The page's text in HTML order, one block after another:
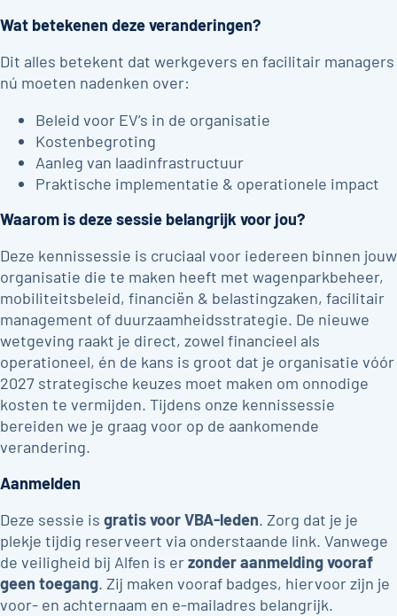
Wat betekenen deze veranderingen?
Dit alles betekent dat werkgevers en facilitair managers
nú moeten nadenken over:
Beleid voor EV’s in de organisatie
Kostenbegroting
Aanleg van laadinfrastructuur
Praktische implementatie & operationele impact
Waarom is deze sessie belangrijk voor jou?
Deze kennissessie is cruciaal voor iedereen binnen jouw
organisatie die te maken heeft met wagenparkbeheer,
mobiliteitsbeleid, financiën & belastingzaken, facilitair
management of duurzaamheidsstrategie. De nieuwe
wetgeving raakt je direct, zowel financieel als
operationeel, én de kans is groot dat je organisatie vóór
2027 strategische keuzes moet maken om onnodige
kosten te vermijden. Tijdens onze kennissessie
bereiden we je graag voor op de aankomende
verandering.
Aanmelden
Deze sessie is gratis voor VBA-leden. Zorg dat je je
plekje tijdig reserveert via onderstaande link. Vanwege
de veiligheid bij Alfen is erzonder aanmelding vooraf
geen toegang. Zij maken vooraf badges, hiervoor zijn je
voor- en achternaam en e-mailadres belangrijk.